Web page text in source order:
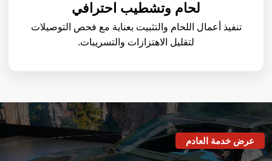
لحام وتشطيب احترافي
تنفيذ أعمال اللحام والتثبيت بعناية مع فحص التوصيلات
لتقليل الاهتزازات والتسريبات.
عرض خدمة العادم